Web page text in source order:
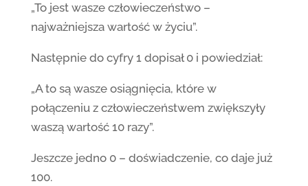
„To jest wasze człowieczeństwo –
najważniejsza wartość w życiu”.
Następnie do cyfry 1 dopisał 0 i powiedział:
„A to są wasze osiągnięcia, które w
połączeniu z człowieczeństwem zwiększyły
waszą wartość 10 razy”.
Jeszcze jedno 0 – doświadczenie, co daje już
100.